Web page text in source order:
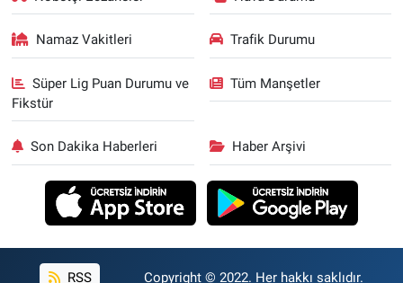
Namaz Vakitleri Trafik Durumu
Süper Lig Puan Durumu ve
Fikstür
Tüm Manşetler
Son Dakika Haberleri Haber Arşivi
RSS Copyright © 2022. Her hakkı saklıdır.